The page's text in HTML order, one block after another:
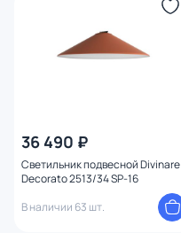
36 490 ₽
Светильник подвесной Divinare
Decorato 2513/34 SP-16
В наличии 63 шт.